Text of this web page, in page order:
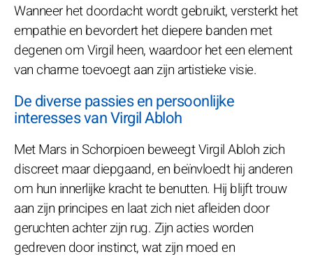
Wanneer het doordacht wordt gebruikt, versterkt het
empathie en bevordert het diepere banden met
degenen om Virgil heen, waardoor het een element
van charme toevoegt aan zijn artistieke visie.
De diverse passies en persoonlijke
interesses van Virgil Abloh
Met Mars in Schorpioen beweegt Virgil Abloh zich
discreet maar diepgaand, en beïnvloedt hij anderen
om hun innerlijke kracht te benutten. Hij blijft trouw
aan zijn principes en laat zich niet afleiden door
geruchten achter zijn rug. Zijn acties worden
gedreven door instinct, wat zijn moed en